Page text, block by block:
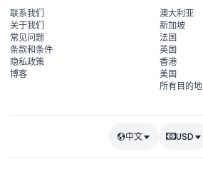
联系我们
关于我们
常见问题
条款和条件
隐私政策
博客
澳大利亚
新加坡
法国
英国
香港
美国
所有目的地
中文 USD